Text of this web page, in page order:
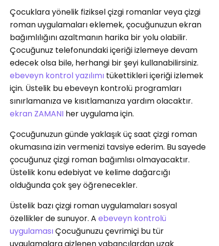
Çocuklara yönelik fiziksel çizgi romanlar veya çizgi
roman uygulamaları eklemek, çocuğunuzun ekran
bağımlılığını azaltmanın harika bir yolu olabilir.
Çocuğunuz telefonundaki içeriği izlemeye devam
edecek olsa bile, herhangi bir şeyi kullanabilirsiniz.
ebeveyn kontrol yazılımı tükettikleri içeriği izlemek
için. Üstelik bu ebeveyn kontrolü programları
sınırlamanıza ve kısıtlamanıza yardım olacaktır.
ekran ZAMANI her uygulama için.
Çocuğunuzun günde yaklaşık üç saat çizgi roman
okumasına izin vermenizi tavsiye ederim. Bu sayede
çocuğunuz çizgi roman bağımlısı olmayacaktır.
Üstelik konu edebiyat ve kelime dağarcığı
olduğunda çok şey öğrenecekler.
Üstelik bazı çizgi roman uygulamaları sosyal
özellikler de sunuyor. A ebeveyn kontrolü
uygulamasıÇocuğunuzu çevrimiçi bu tür
uygulamalara gizlenen yabancılardan uzak